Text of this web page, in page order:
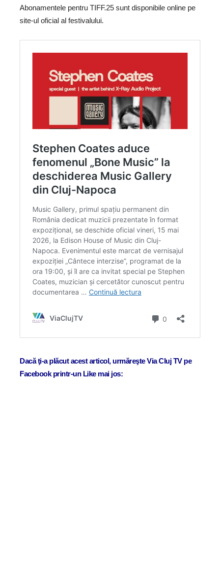
Abonamentele pentru TIFF.25 sunt disponibile online pe
site-ul oficial al festivalului.
Dacă ţi-a plăcut acest articol, urmăreşte Via Cluj TV pe
Facebook printr-un Like mai jos: